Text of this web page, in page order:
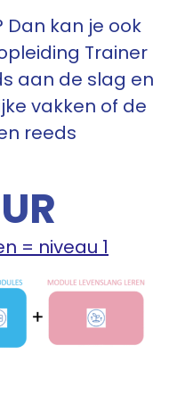
Dan kan je ook
Trainer
aan de slag en
vakken of de
reeds
= niveau 1